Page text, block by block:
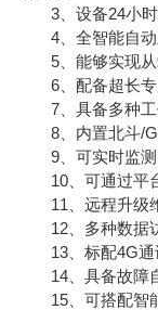
3、设备24小时
4、全智能自动
5、能够实现从
6、配备超长专
7、具备多种工
8、内置北斗/
9、可实时监测
10、可通过平台
11、远程升级维
12、多种数据访
13、标配4G通
14、具备故障自
15、可搭配智能